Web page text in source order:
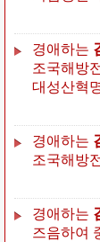
경애하는
조국해방
대성산혁
경애하는
조국해방
경애하는
즈음하여